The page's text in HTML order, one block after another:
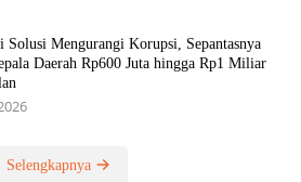
Solusi Mengurangi Korupsi, Sepantasnya
Daerah Rp600 Juta hingga Rp1 Miliar
Selengkapnya